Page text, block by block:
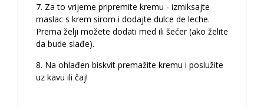
Za to vrijeme pripremite kremu - izmiksajte
maslac s krem sirom i dodajte dulce de leche.
Prema želji možete dodati med ili šećer (ako želite
da bude slađe).
Na ohlađen biskvit premažite kremu i poslužite
uz kavu ili čaj!